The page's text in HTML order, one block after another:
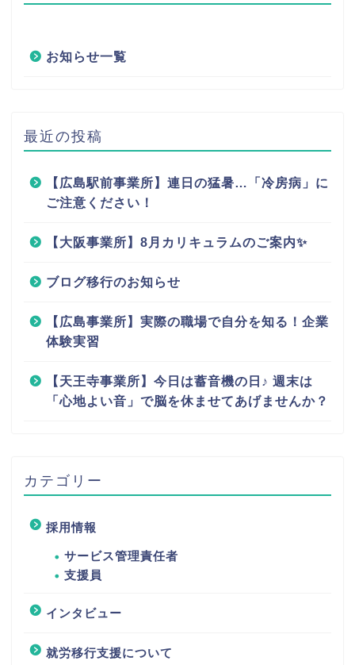
お知らせ一覧
最近の投稿
【広島駅前事業所】連日の猛暑…「冷房病」に
ご注意ください！
【大阪事業所】8月カリキュラムのご案内✨
ブログ移行のお知らせ
【広島事業所】実際の職場で自分を知る！企業
体験実習
【天王寺事業所】今日は蓄音機の日♪ 週末は
「心地よい音」で脳を休ませてあげませんか？
カテゴリー
採用情報
サービス管理責任者
支援員
インタビュー
就労移行支援について